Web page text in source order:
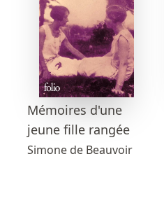
Mémoires d'une
jeune fille rangée
Simone de Beauvoir